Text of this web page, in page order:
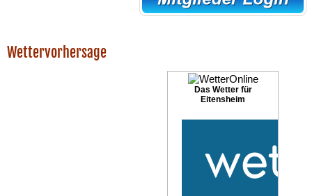
Wettervorhersage
Das Wetter für
Eitensheim